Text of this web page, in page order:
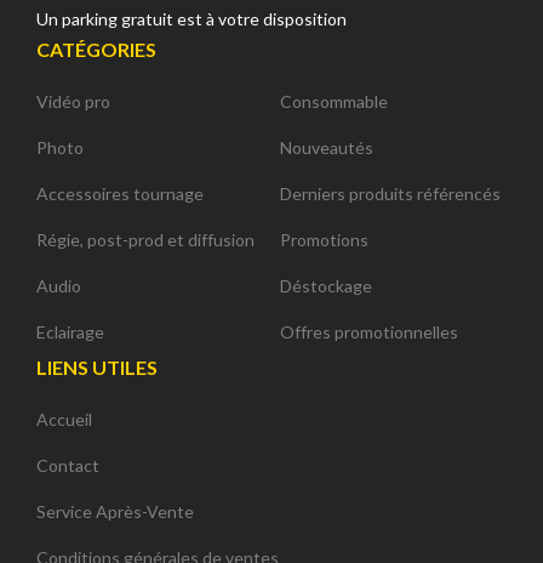
Un parking gratuit est à votre disposition
CATÉGORIES
Vidéo pro
Photo
Accessoires tournage
Régie, post-prod et diffusion
Audio
Eclairage
Consommable
Nouveautés
Derniers produits référencés
Promotions
Déstockage
Offres promotionnelles
LIENS UTILES
Accueil
Contact
Service Après-Vente
Conditions générales de ventes